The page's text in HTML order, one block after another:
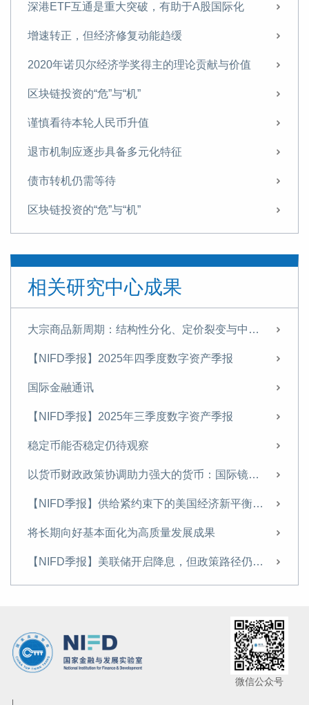
深港ETF互通是重大突破，有助于A股国际化
增速转正，但经济修复动能趋缓
2020年诺贝尔经济学奖得主的理论贡献与价值
区块链投资的“危”与“机”
谨慎看待本轮人民币升值
退市机制应逐步具备多元化特征
债市转机仍需等待
区块链投资的“危”与“机”
如何看待重点房企资金监管
政策持稳 债市震荡
资本市场改革顺势加速 全面实行注册制可期
创业板注册制改革 对中国资本市场意义重大
务实稳健推进大资管行业转型
前7月投资增速符合预期 主要靠房地产和基建支撑
从供需视角理解内循环为主、国内国际双循环
股市和国际政治风险不确定性增大 债市短期下行
二季度GDP增速超预期，供给端修复快于需求端
近期地产调控收紧对股债影响几何？
投资增速分化催生行业发展新机遇
第8轮混沌周期已来，沪指有望升至3800点
把握确定性收益：下半年信用债市场展望
相关研究中心成果
大宗商品新周期：结构性分化、定价裂变与中国战略应对
【NIFD季报】2025年四季度数字资产季报
国际金融通讯
【NIFD季报】2025年三季度数字资产季报
稳定币能否稳定仍待观察
以货币财政政策协调助力强大的货币：国际镜鉴与启示
【NIFD季报】供给紧约束下的美国经济新平衡——2024年度全球金融市场
将长期向好基本面化为高质量发展成果
【NIFD季报】美联储开启降息，但政策路径仍不明朗——2024Q3全球金融市场
微信公众号